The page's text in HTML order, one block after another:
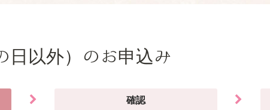
日以外）のお申込み
確認